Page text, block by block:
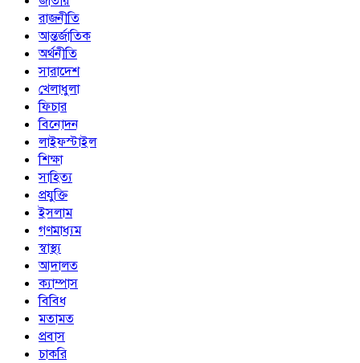
রাজনীতি
আন্তর্জাতিক
অর্থনীতি
সারাদেশ
খেলাধুলা
ফিচার
বিনোদন
লাইফস্টাইল
শিক্ষা
সাহিত্য
প্রযুক্তি
ইসলাম
গণমাধ্যম
স্বাস্থ্য
আদালত
ক্যাম্পাস
বিবিধ
মতামত
প্রবাস
চাকরি